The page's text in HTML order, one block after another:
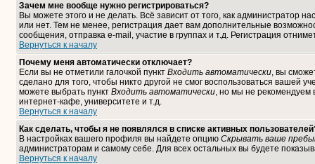
Зачем мне вообще нужно регистрироваться?
Вы можете этого и не делать. Всё зависит от того, как
или нет. Тем не менее, регистрация дает вам дополнительные
сообщения, отправка e-mail, участие в группах и т.д. Регистрация
Вернуться к началу
Почему меня автоматически отключает?
Если вы не отметили галочкой пункт Входить автоматически, вы
сделано для того, чтобы никто другой не смог воспользоваться вашей
можете выбрать пункт Входить автоматически, но мы не рекомендуем
интернет-кафе, университете и т.д.
Вернуться к началу
Как сделать, чтобы я не появлялся в списке активных
В настройках вашего профиля вы найдете опцию Скрывать ваше
администраторам и самому себе. Для всех остальных вы будете
Вернуться к началу